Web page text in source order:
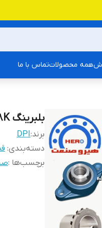
همه محصولاتتماس با ما
بلبرینگ 1208K برند DPI
برند:DPI
دسته‌بندی:
برچسب‌ها :